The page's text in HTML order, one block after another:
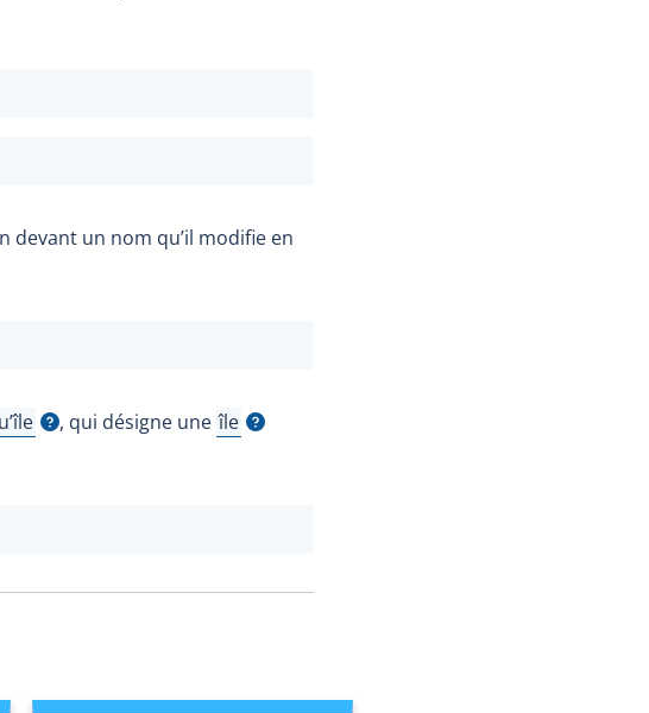
un nom qu’il modifie en
l'infobulle
, qui désigne une île
Afficher l'infobulle